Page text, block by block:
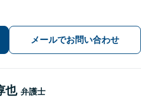
メールでお問い合わせ
也 弁護士